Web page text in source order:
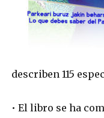
describen 115
• El libro se ha